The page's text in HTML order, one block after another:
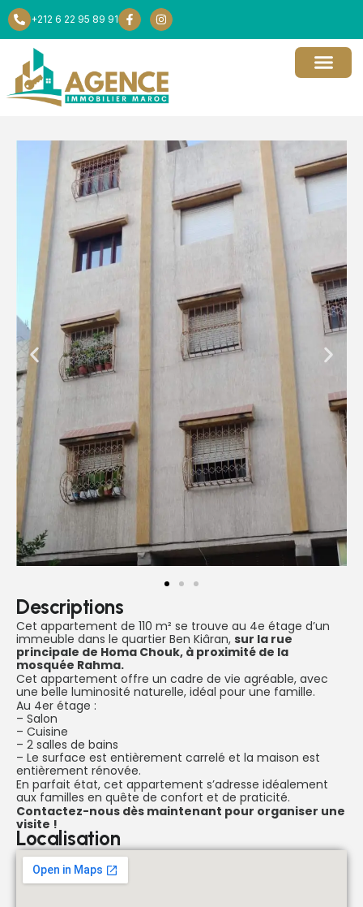
+212 6 22 95 89 91
Descriptions
Cet appartement de 110 m² se trouve au 4e étage d’un
immeuble dans le quartier Ben Kiâran, sur la rue
principale de Homa Chouk, à proximité de la
mosquée Rahma.
Cet appartement offre un cadre de vie agréable, avec
une belle luminosité naturelle, idéal pour une famille.
Au 4er étage :
– Salon
– Cuisine
– 2 salles de bains
– Le surface est entièrement carrelé et la maison est
entièrement rénovée.
En parfait état, cet appartement s’adresse idéalement
aux familles en quête de confort et de praticité.
Contactez-nous dès maintenant pour organiser une
visite !
Localisation